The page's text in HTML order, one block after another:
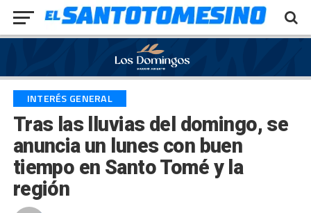
INTERÉS GENERAL
Tras las lluvias del domingo, se
anuncia un lunes con buen
tiempo en Santo Tomé y la
región
Exit mobile version